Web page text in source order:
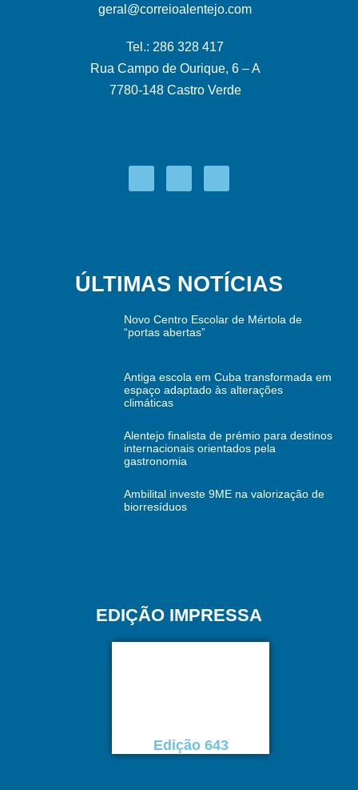
geral@correioalentejo.com
Tel.: 286 328 417
Rua Campo de Ourique, 6 – A
7780-148 Castro Verde
ÚLTIMAS NOTÍCIAS
Novo Centro Escolar de Mértola de
“portas abertas”
Antiga escola em Cuba transformada em
espaço adaptado às alterações
climáticas
Alentejo finalista de prémio para destinos
internacionais orientados pela
gastronomia
Ambilital investe 9ME na valorização de
biorresíduos
EDIÇÃO IMPRESSA
Edição 643